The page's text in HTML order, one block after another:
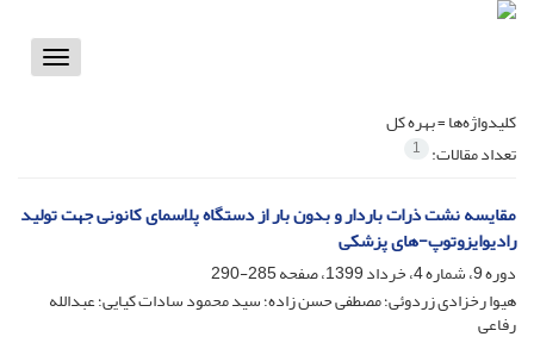
Toggle
کلیدواژه‌ها =بهره کل
تعداد مقالات: 1
مقایسه نشت ذرات باردار و بدون بار از دستگاه پلاسمای کانونی جهت تولید
رادیوایزوتوپ-های پزشکی
دوره 9، شماره 4، خرداد 1399، صفحه
285-290
هیوا رخزادی زردوئی؛ مصطفی حسن زاده؛ سید محمود سادات کیایی؛ عبدالله
رفاعی